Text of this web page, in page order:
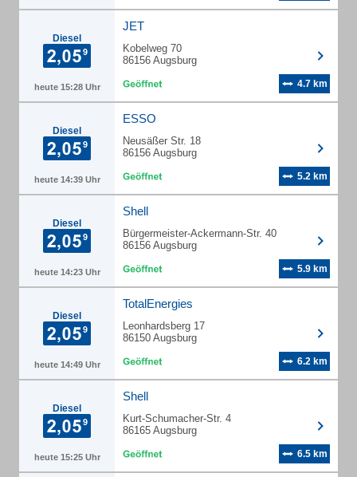
Diesel
heute 15:28 Uhr
JET
Kobelweg 70
86156 Augsburg
4.7 km
Diesel
heute 14:39 Uhr
ESSO
Neusäßer Str. 18
86156 Augsburg
5.2 km
Diesel
heute 14:23 Uhr
Shell
Bürgermeister-Ackermann-Str. 40
86156 Augsburg
5.9 km
Diesel
heute 14:49 Uhr
TotalEnergies
Leonhardsberg 17
86150 Augsburg
6.2 km
Diesel
heute 15:25 Uhr
Shell
Kurt-Schumacher-Str. 4
86165 Augsburg
6.5 km